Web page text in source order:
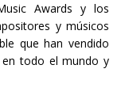
Awards y los
y músicos
que han vendido
todo el mundo y